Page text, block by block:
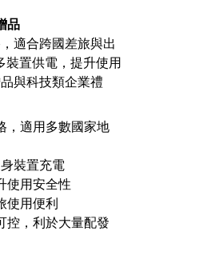
品
適合跨國差旅與出
裝置供電，提升使用
與科技類企業禮
，適用多數國家地
裝置充電
使用安全性
使用便利
控，利於大量配發